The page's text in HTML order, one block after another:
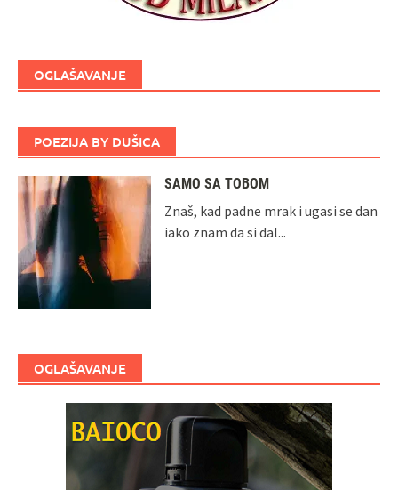
OGLAŠAVANJE
POEZIJA BY DUŠICA
SAMO SA TOBOM
Znaš, kad padne mrak i ugasi se dan
iako znam da si dal...
OGLAŠAVANJE